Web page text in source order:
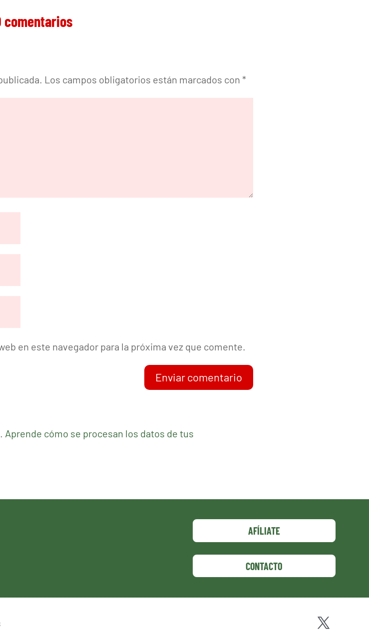
comentarios
Los campos obligatorios están marcados con *
en este navegador para la próxima vez que comente.
Enviar comentario
Aprende cómo se procesan los datos de tus
AFÍLIATE
CONTACTO